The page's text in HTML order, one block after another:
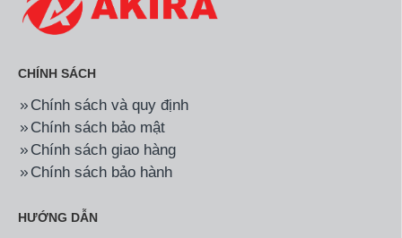
CHÍNH SÁCH
Chính sách và quy định
Chính sách bảo mật
Chính sách giao hàng
Chính sách bảo hành
HƯỚNG DẪN